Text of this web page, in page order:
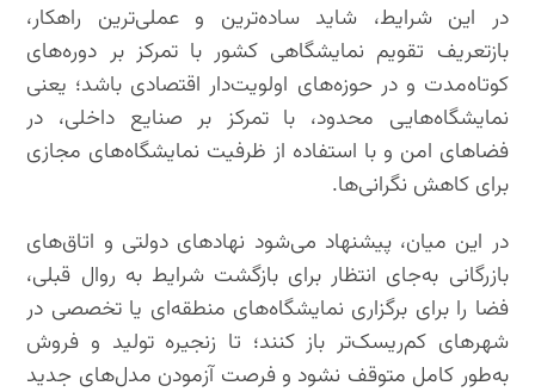
در این شرایط، شاید ساده‌ترین و عملی‌ترین راهکار،
بازتعریف تقویم نمایشگاهی کشور با تمرکز بر دوره‌های
کوتاه‌مدت و در حوزه‌های اولویت‌دار اقتصادی باشد؛ یعنی
نمایشگاه‌هایی محدود، با تمرکز بر صنایع داخلی، در
فضاهای امن و با استفاده از ظرفیت نمایشگاه‌های مجازی
برای کاهش نگرانی‌ها.
در این میان، پیشنهاد می‌شود نهادهای دولتی و اتاق‌های
بازرگانی به‌جای انتظار برای بازگشت شرایط به روال قبلی،
فضا را برای برگزاری نمایشگاه‌های منطقه‌ای یا تخصصی در
شهرهای کم‌ریسک‌تر باز کنند؛ تا زنجیره تولید و فروش
به‌طور کامل متوقف نشود و فرصت آزمودن مدل‌های جدید